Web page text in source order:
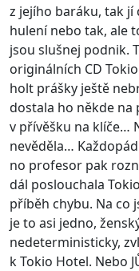
z jejího baráku, tak jí
hulení nebo tak, ale
jsou slušnej podnik.
originálních CD
holt prášky ještě
dostala ho někde na
v přívěšku na klíče…
nevěděla…
no profesor pak
dál poslouchala
příběh chybu. Na co
je to asi jedno,
nedeterministicky,
k Tokio Hotel. Nebo